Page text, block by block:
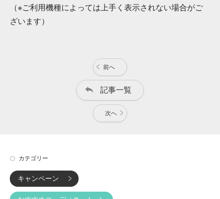
（※ご利用機種によっては上手く表示されない場合がご
ざいます）
前へ
記事一覧
次へ
カテゴリー
キャンペーン